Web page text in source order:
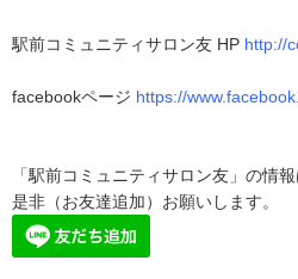
駅前コミュニティサロン友 HP http://
facebookページ https://
「駅前コミュニティサロン友」の情
是非（お友達追加）お願いします。